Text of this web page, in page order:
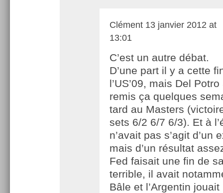
Clément 13 janvier 2012 at
13:01
C’est un autre débat.
D’une part il y a cette
l’US’09, mais Del
remis ça quelques
tard au Masters
sets 6/2 6/7 6/3). Et à
n’avait pas s’agit d’un
mais d’un résultat
Fed faisait une fin de
terrible, il avait
Bâle et l’Argentin jouait